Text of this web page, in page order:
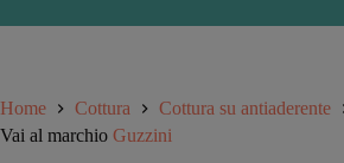
Home Cottura Cottura su antiaderente
Vai al marchio Guzzini